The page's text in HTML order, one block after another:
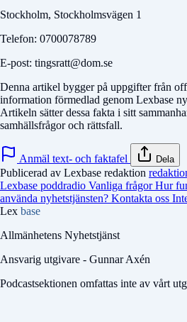
Stockholm, Stockholmsvägen 1
Telefon: 0700078789
E-post: tingsratt@dom.se
Denna artikel bygger på uppgifter från
information förmedlad genom Lexbase
Artikeln sätter dessa fakta i sitt
samhällsfrågor och rättsfall.
Anmäl text- och faktafel Dela
Publicerad av Lexbase redaktion
Lexbase poddradio Vanliga frågorHur
använda nyhetstjänsten? Kontakta oss
Lex base
Allmänhetens Nyhetstjänst
Ansvarig utgivare - Gunnar Axén
Podcastsektionen omfattas inte av vårt